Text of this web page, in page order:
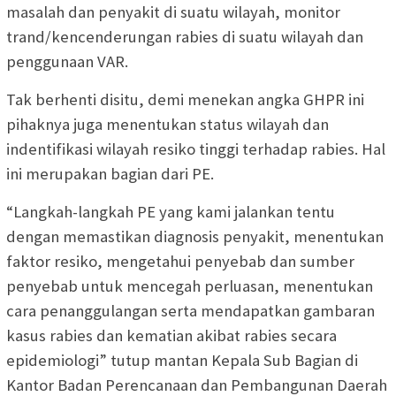
masalah dan penyakit di suatu wilayah, monitor
trand/kencenderungan rabies di suatu wilayah dan
penggunaan VAR.
Tak berhenti disitu, demi menekan angka GHPR ini
pihaknya juga menentukan status wilayah dan
indentifikasi wilayah resiko tinggi terhadap rabies. Hal
ini merupakan bagian dari PE.
“Langkah-langkah PE yang kami jalankan tentu
dengan memastikan diagnosis penyakit, menentukan
faktor resiko, mengetahui penyebab dan sumber
penyebab untuk mencegah perluasan, menentukan
cara penanggulangan serta mendapatkan gambaran
kasus rabies dan kematian akibat rabies secara
epidemiologi” tutup mantan Kepala Sub Bagian di
Kantor Badan Perencanaan dan Pembangunan Daerah